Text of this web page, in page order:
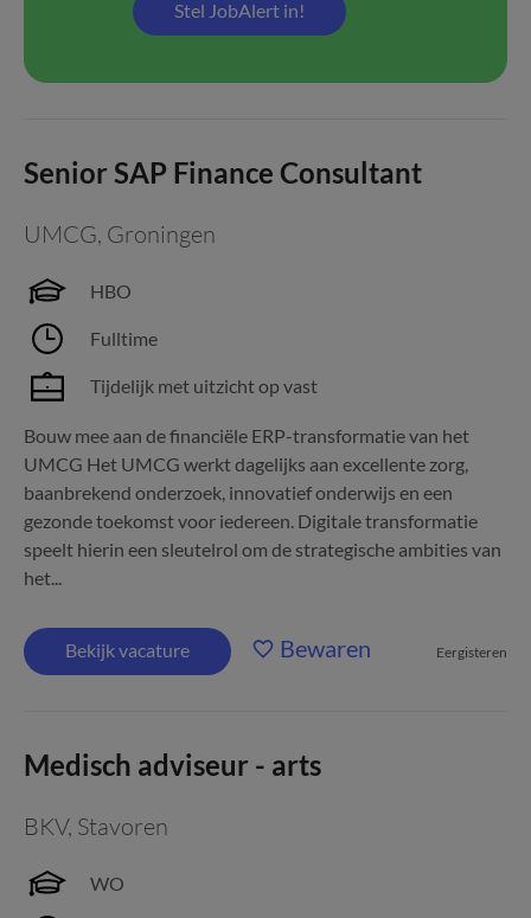
Stel JobAlert in!
Senior SAP Finance Consultant
UMCG, Groningen
HBO
Fulltime
Tijdelijk met uitzicht op vast
Bouw mee aan de financiële ERP-transformatie van het
UMCG Het UMCG werkt dagelijks aan excellente zorg,
baanbrekend onderzoek, innovatief onderwijs en een
gezonde toekomst voor iedereen. Digitale transformatie
speelt hierin een sleutelrol om de strategische ambities van
het...
Bekijk vacature Bewaren Eergisteren
Medisch adviseur - arts
BKV, Stavoren
WO